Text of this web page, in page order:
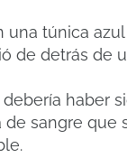
una túnica
de detrás de
haber
de sangre que